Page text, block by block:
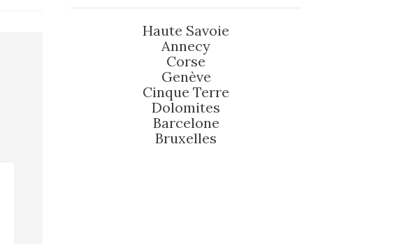
Haute Savoie
Annecy
Corse
Genève
Cinque Terre
Dolomites
Barcelone
Bruxelles